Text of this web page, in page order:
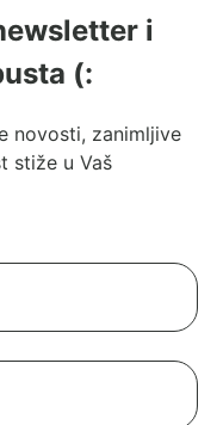
i
(:
novosti, zanimljive
stiže u Vaš